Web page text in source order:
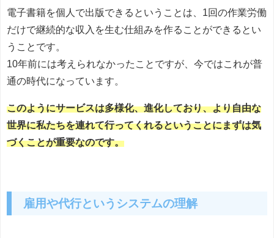
電子書籍を個人で出版できるということは、1回の作業労働
だけで継続的な収入を生む仕組みを作ることができるとい
うことです。
10年前には考えられなかったことですが、今ではこれが普
通の時代になっています。
このようにサービスは多様化、進化しており、より自由な
世界に私たちを連れて行ってくれるということにまずは気
づくことが重要なのです。
雇用や代行というシステムの理解